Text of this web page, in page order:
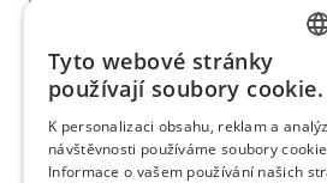
Luxus bez promile:
Tyto webové stránky
používají soubory cookie.
K personalizaci obsahu, reklam a
návštěvnosti používáme soubory
Informace o vašem používání našich